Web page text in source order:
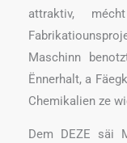
attraktiv,
Maschinn
Ënnerhalt, a
Chemikalien ze
Dem DEZE säi